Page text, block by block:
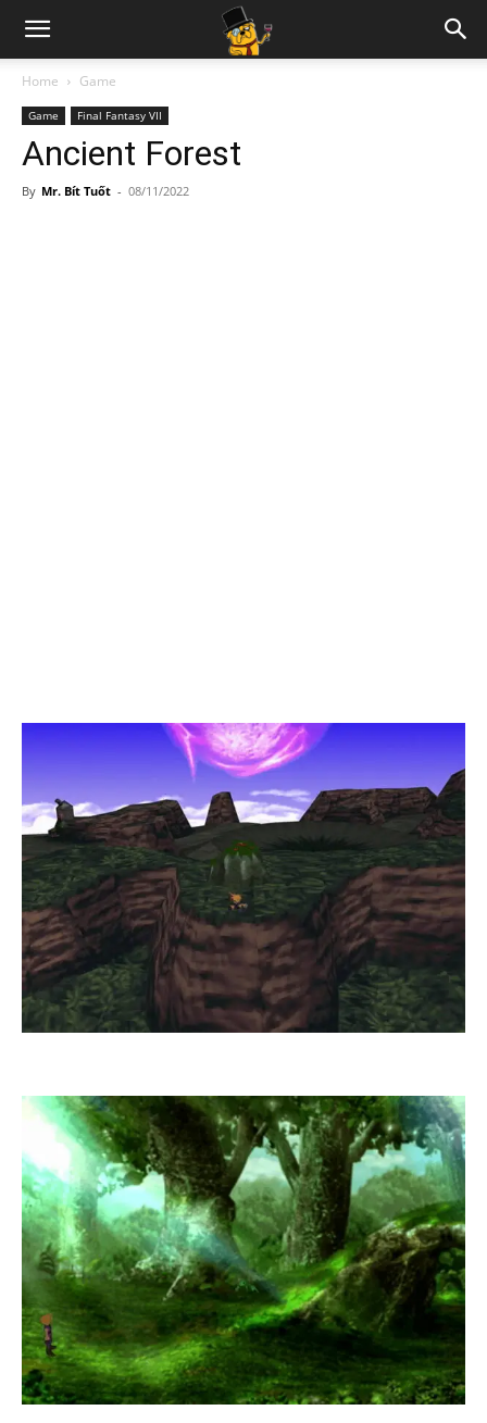
Home Game
Game Final Fantasy VII
Ancient Forest
By Mr. Bít Tuốt - 08/11/2022